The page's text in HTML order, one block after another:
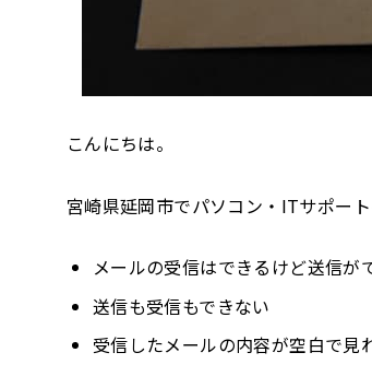
こんにちは。
宮崎県延岡市でパソコン・ITサポー
メールの受信はできるけど送信が
送信も受信もできない
受信したメールの内容が空白で見